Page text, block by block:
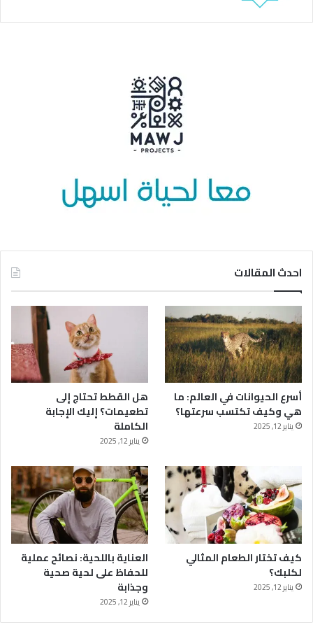
احدث المقالات
أسرع الحيوانات في العالم: ما
هي وكيف تكتسب سرعتها؟
يناير 12, 2025
هل القطط تحتاج إلى
تطعيمات؟ إليك الإجابة
الكاملة
يناير 12, 2025
كيف تختار الطعام المثالي
لكلبك؟
يناير 12, 2025
العناية باللحية: نصائح عملية
للحفاظ على لحية صحية
وجذابة
يناير 12, 2025